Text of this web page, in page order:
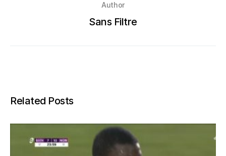
Author
Sans Filtre
Related Posts